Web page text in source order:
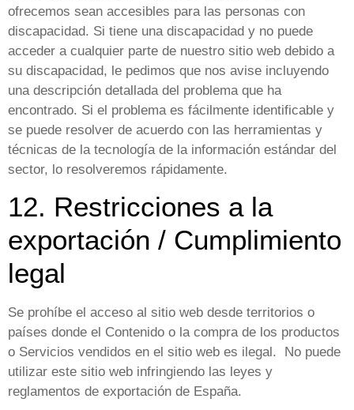
ofrecemos sean accesibles para las personas con
discapacidad. Si tiene una discapacidad y no puede
acceder a cualquier parte de nuestro sitio web debido a
su discapacidad, le pedimos que nos avise incluyendo
una descripción detallada del problema que ha
encontrado. Si el problema es fácilmente identificable y
se puede resolver de acuerdo con las herramientas y
técnicas de la tecnología de la información estándar del
sector, lo resolveremos rápidamente.
12. Restricciones a la
exportación / Cumplimiento
legal
Se prohíbe el acceso al sitio web desde territorios o
países donde el Contenido o la compra de los productos
o Servicios vendidos en el sitio web es ilegal. No puede
utilizar este sitio web infringiendo las leyes y
reglamentos de exportación de España.